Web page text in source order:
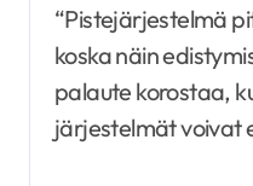
“Pistejärjestelmä
koska näin
palaute korostaa,
järjestelmät voivat